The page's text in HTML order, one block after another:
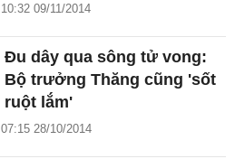
10:32 09/11/2014
Đu dây qua sông tử vong:
Bộ trưởng Thăng cũng 'sốt
ruột lắm'
07:15 28/10/2014